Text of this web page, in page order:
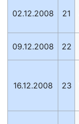
02.12.2008 21
09.12.2008 22
16.12.2008 23